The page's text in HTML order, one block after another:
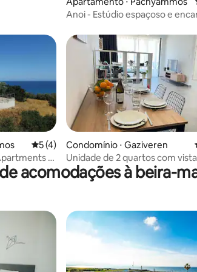
Anoi - Estúdio espaçoso e
5 de uma avaliação média de 5, 4
5 (4)
-
Condomínio ⋅ Gaziveren
Unidade de 2 quartos com
mar no Aphrodite Resort
acomodações à beira-